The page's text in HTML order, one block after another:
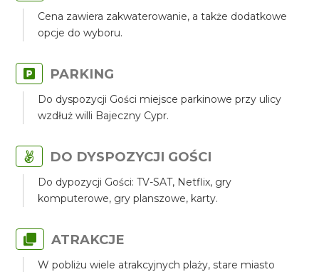
Cena zawiera zakwaterowanie, a także dodatkowe
opcje do wyboru.
PARKING
Do dyspozycji Gości miejsce parkinowe przy ulicy
wzdłuż willi Bajeczny Cypr.
DO DYSPOZYCJI GOŚCI
Do dypozycji Gości: TV-SAT, Netflix, gry
komputerowe, gry planszowe, karty.
ATRAKCJE
W pobliżu wiele atrakcyjnych plaży, stare miasto